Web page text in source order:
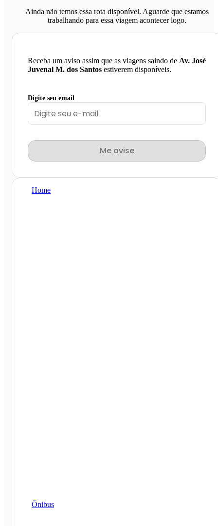
Ainda não temos essa rota disponível. Aguarde que estamos
trabalhando para essa viagem acontecer logo.
Receba um aviso assim que as viagens saindo de Av. José
Juvenal M. dos Santos estiverem disponíveis.
Digite seu email
Me avise
Home
Ônibus